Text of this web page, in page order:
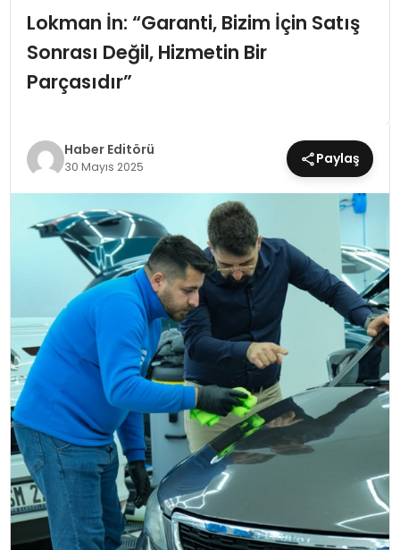
SIYASET
TEKNOLOJI
EĞITIM
MAGAZIN
SPOR
Lokman İn: “Garanti, Bizim İçin Satış
Sonrası Değil, Hizmetin Bir
Parçasıdır”
Haber Editörü
30 Mayıs 2025 Paylaş